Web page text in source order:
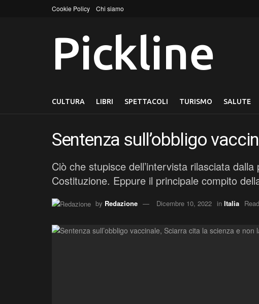
Cookie Policy Chi siamo
Pickline
CULTURA LIBRI SPETTACOLI TURISMO SALUTE
Sentenza sull’obbligo
Ciò che stupisce dell’intervista rilasciata
Costituzione. Eppure il principale compito
by Redazione Dicembre 10, 2022 in Italia